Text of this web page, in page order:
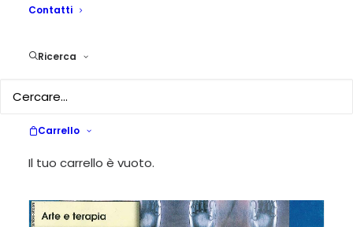
Contatti
Ricerca
Carrello
Il tuo carrello è vuoto.